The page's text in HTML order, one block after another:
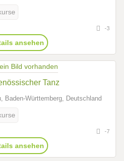
-3
ansehen
Tanz
Baden-Württemberg, Deutschland
-7
ansehen